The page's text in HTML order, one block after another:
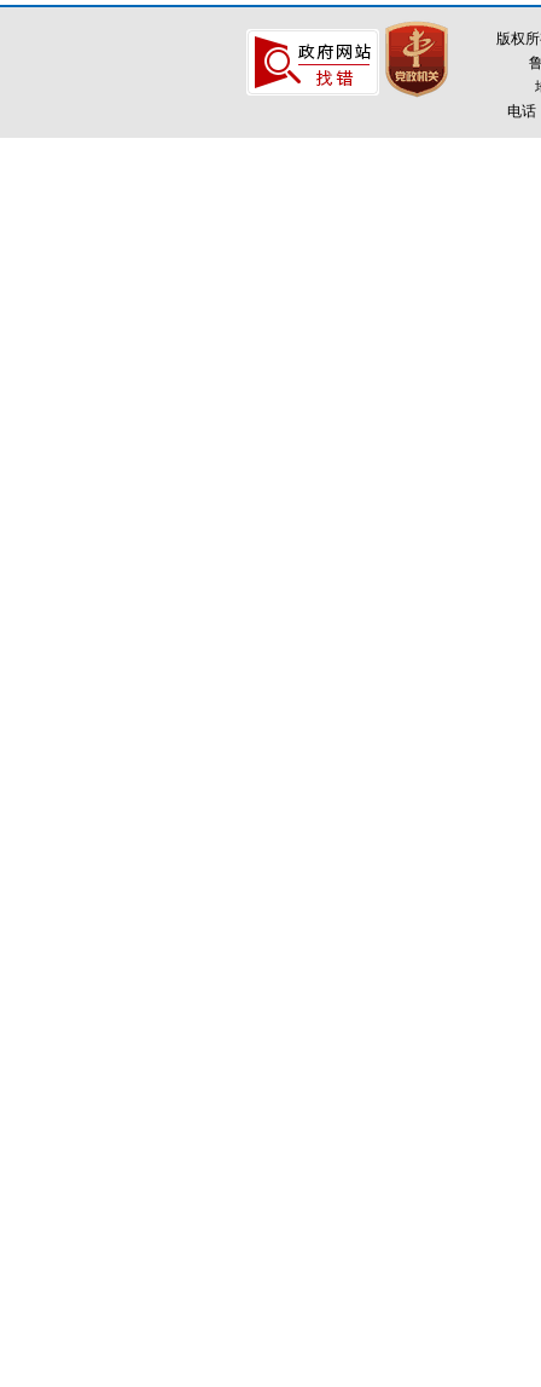
版权
电话